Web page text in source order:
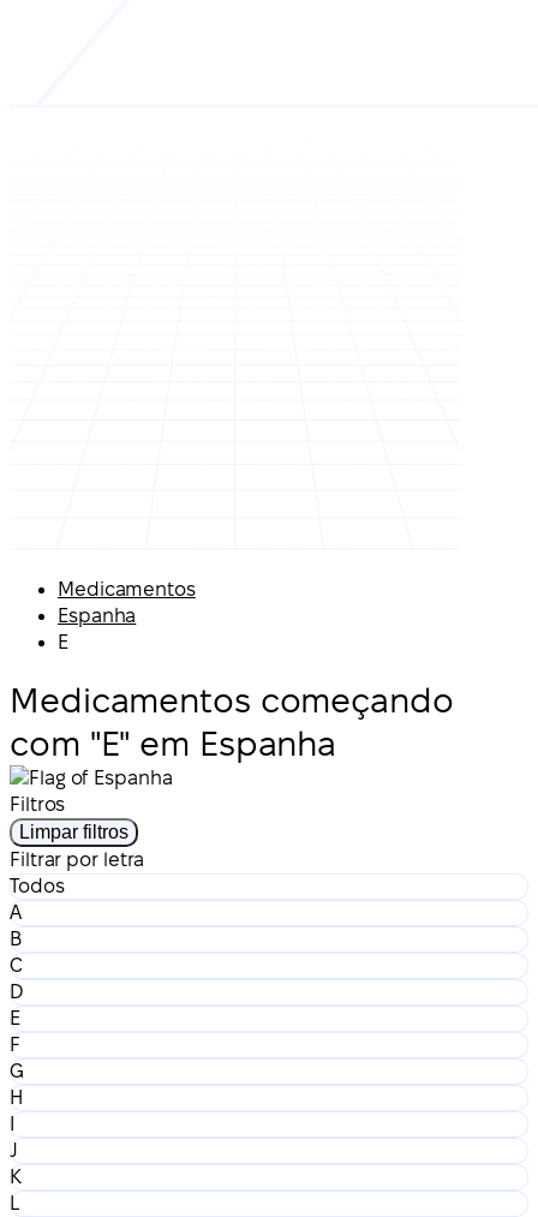
Medicamentos
Espanha
E
Medicamentos começando
com "E" em Espanha
Filtros
Limpar filtros
Filtrar por letra
Todos
A
B
C
D
E
F
G
H
I
J
K
L